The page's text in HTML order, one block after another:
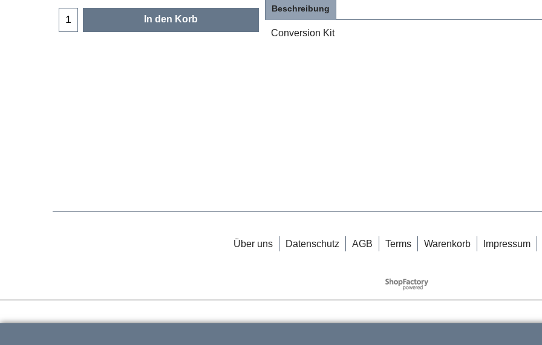
In den Korb
Beschreibung
Conversion Kit
Über uns Datenschutz AGB Terms Warenkorb Impressum
WebShop erstellt mit
ShopFactory Shop